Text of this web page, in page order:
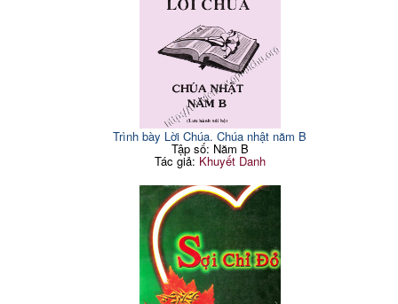
Trình bày Lời Chúa. Chúa nhật năm B
Tập số: Năm B
Tác giả: Khuyết Danh